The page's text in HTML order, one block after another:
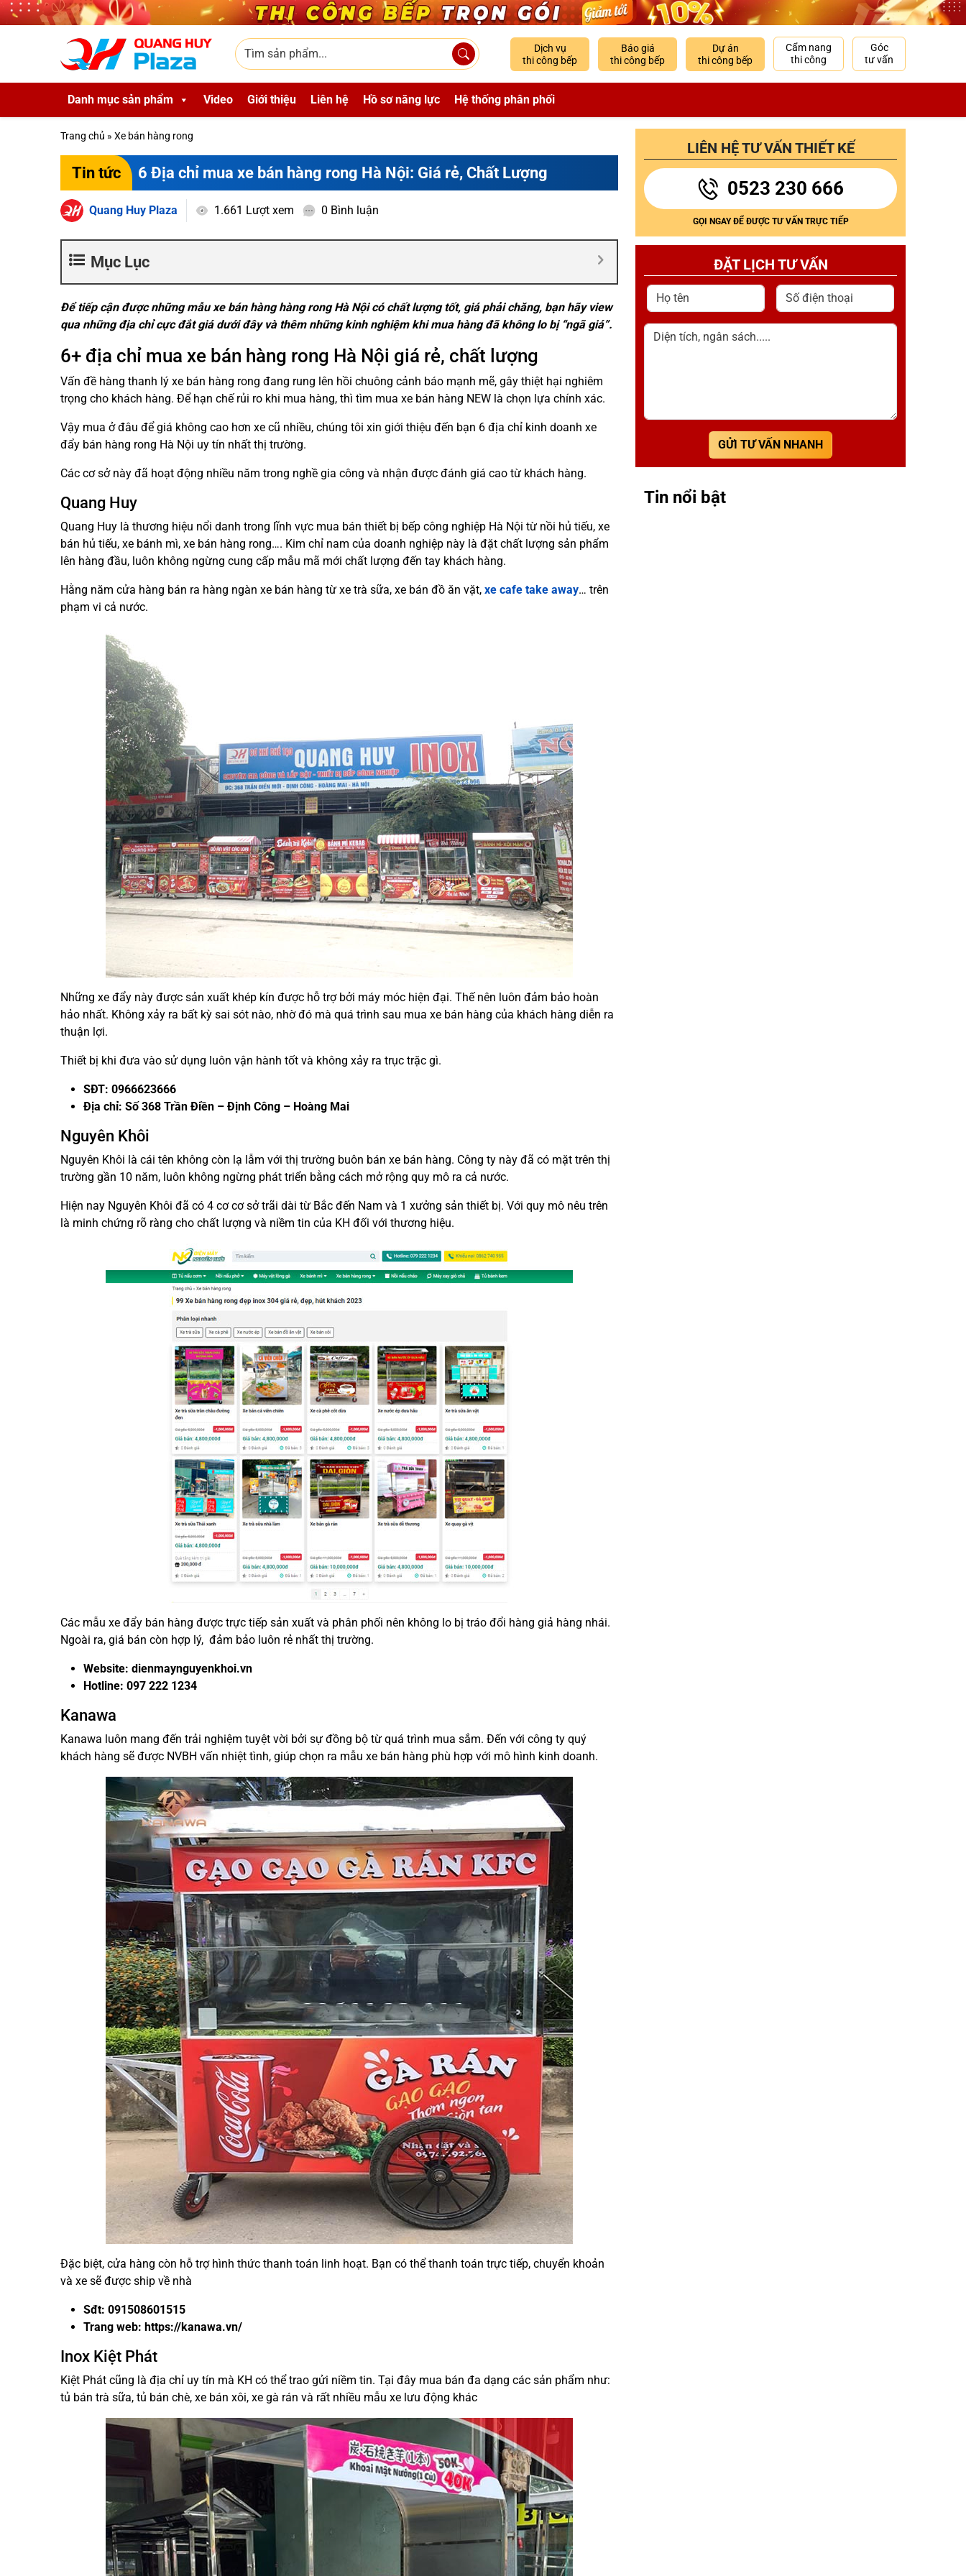
Skip to main content
Tìm sản phẩm
Dịch vụ
thi công bếp
Báo giá
thi công bếp
Dự án
thi công bếp
Cẩm nang
thi công
Góc
tư vấn
Danh mục sản phẩm Video Giới thiệu Liên hệ Hồ sơ năng lực Hệ thống phân phối
Trang chủ » Xe bán hàng rong
Tin tức 6 Địa chỉ mua xe bán hàng rong Hà Nội: Giá rẻ, Chất Lượng
Quang Huy Plaza 1.661 Lượt xem 0 Bình luận
Mục Lục
Để tiếp cận được những mẫu xe bán hàng hàng rong Hà Nội có chất lượng tốt, giá phải chăng, bạn hãy view
qua những địa chỉ cực đắt giá dưới đây và thêm những kinh nghiệm khi mua hàng đã không lo bị “ngã giá”.
6+ địa chỉ mua xe bán hàng rong Hà Nội giá rẻ, chất lượng
Vấn đề hàng thanh lý xe bán hàng rong đang rung lên hồi chuông cảnh báo mạnh mẽ, gây thiệt hại nghiêm
trọng cho khách hàng. Để hạn chế rủi ro khi mua hàng, thì tìm mua xe bán hàng NEW là chọn lựa chính xác.
Vậy mua ở đâu để giá không cao hơn xe cũ nhiều, chúng tôi xin giới thiệu đến bạn 6 địa chỉ kinh doanh xe
đẩy bán hàng rong Hà Nội uy tín nhất thị trường.
Các cơ sở này đã hoạt động nhiều năm trong nghề gia công và nhận được đánh giá cao từ khách hàng.
Quang Huy
Quang Huy là thương hiệu nổi danh trong lĩnh vực mua bán thiết bị bếp công nghiệp Hà Nội từ nồi hủ tiếu, xe
bán hủ tiếu, xe bánh mì, xe bán hàng rong…. Kim chỉ nam của doanh nghiệp này là đặt chất lượng sản phẩm
lên hàng đầu, luôn không ngừng cung cấp mẫu mã mới chất lượng đến tay khách hàng.
Hằng năm cửa hàng bán ra hàng ngàn xe bán hàng từ xe trà sữa, xe bán đồ ăn vặt, xe cafe take away… trên
phạm vi cả nước.
Những xe đẩy này được sản xuất khép kín được hỗ trợ bởi máy móc hiện đại. Thế nên luôn đảm bảo hoàn
hảo nhất. Không xảy ra bất kỳ sai sót nào, nhờ đó mà quá trình sau mua xe bán hàng của khách hàng diễn ra
thuận lợi.
Thiết bị khi đưa vào sử dụng luôn vận hành tốt và không xảy ra trục trặc gì.
SĐT: 0966623666
Địa chỉ: Số 368 Trần Điền – Định Công – Hoàng Mai
Nguyên Khôi
Nguyên Khôi là cái tên không còn lạ lẫm với thị trường buôn bán xe bán hàng. Công ty này đã có mặt trên thị
trường gần 10 năm, luôn không ngừng phát triển bằng cách mở rộng quy mô ra cả nước.
Hiện nay Nguyên Khôi đã có 4 cơ cơ sở trãi dài từ Bắc đến Nam và 1 xưởng sản thiết bị. Với quy mô nêu trên
là minh chứng rõ ràng cho chất lượng và niềm tin của KH đối với thương hiệu.
Các mẫu xe đẩy bán hàng được trực tiếp sản xuất và phân phối nên không lo bị tráo đổi hàng giả hàng nhái.
Ngoài ra, giá bán còn hợp lý, đảm bảo luôn rẻ nhất thị trường.
Website: dienmaynguyenkhoi.vn
Hotline: 097 222 1234
Kanawa
Kanawa luôn mang đến trải nghiệm tuyệt vời bởi sự đồng bộ từ quá trình mua sắm. Đến với công ty quý
khách hàng sẽ được NVBH vấn nhiệt tình, giúp chọn ra mẫu xe bán hàng phù hợp với mô hình kinh doanh.
Đặc biệt, cửa hàng còn hỗ trợ hình thức thanh toán linh hoạt. Bạn có thể thanh toán trực tiếp, chuyển khoản
và xe sẽ được ship về nhà
Sđt: 091508601515
Trang web: https://kanawa.vn/
Inox Kiệt Phát
Kiệt Phát cũng là địa chỉ uy tín mà KH có thể trao gửi niềm tin. Tại đây mua bán đa dạng các sản phẩm như:
tủ bán trà sữa, tủ bán chè, xe bán xôi, xe gà rán và rất nhiều mẫu xe lưu động khác
LIÊN HỆ TƯ VẤN THIẾT KẾ
0523 230 666
GỌI NGAY ĐỂ ĐƯỢC TƯ VẤN TRỰC TIẾP
ĐẶT LỊCH TƯ VẤN
Họ tên Số điện thoại
Diện tích, ngân sách.....
GỬI TƯ VẤN NHANH
Tin nổi bật